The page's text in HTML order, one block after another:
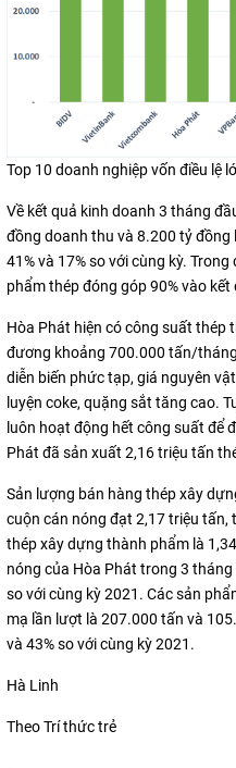
Top 10 doanh nghiệp vốn điều lệ
Về kết quả kinh doanh 3 tháng
đồng doanh thu và 8.200 tỷ
41% và 17% so với cùng kỳ.
phẩm thép đóng góp 90% vào
Hòa Phát hiện có công suất
đương khoảng 700.000 tấn/
diễn biến phức tạp, giá nguyên
luyện coke, quặng sắt tăng cao.
luôn hoạt động hết công suất để
Phát đã sản xuất 2,16 triệu tấn
Sản lượng bán hàng thép xây
cuộn cán nóng đạt 2,17 triệu tấn,
thép xây dựng thành phẩm là
nóng của Hòa Phát trong 3
so với cùng kỳ 2021. Các sản
mạ lần lượt là 207.000 tấn và
và 43% so với cùng kỳ 2021.
Hà Linh
Theo Trí thức trẻ